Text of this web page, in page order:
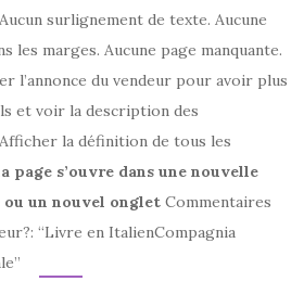
surlignement de texte. Aucune
les marges. Aucune page manquante.
l’annonce du vendeur pour avoir plus
et voir la description des
la définition de tous les
page s’ouvre dans une nouvelle
un nouvel onglet Commentaires
“Livre en ItalienCompagnia